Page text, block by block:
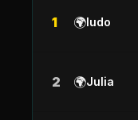
1 🌍ludo
2 🌍Julia